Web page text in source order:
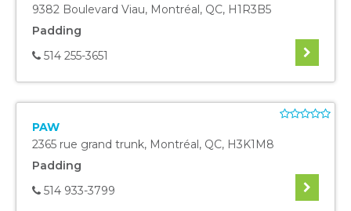
9382 Boulevard Viau, Montréal, QC, H1R3B5
Padding
514 255-3651
PAW
2365 rue grand trunk, Montréal, QC, H3K1M8
Padding
514 933-3799